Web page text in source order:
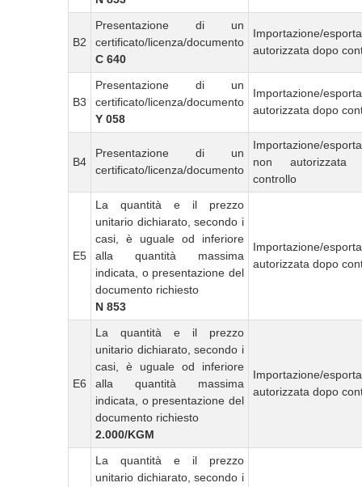
B2
Presentazione di un
certificato/licenza/documento
C 640
Importazione/
autorizzata dopo
B3
Presentazione di un
certificato/licenza/documento
Y 058
Importazione/
autorizzata dopo
B4
Presentazione di un
certificato/licenza/documento
Importazione/
non autorizzata
controllo
E5
La quantità e il prezzo
unitario dichiarato, secondo i
casi, è uguale od inferiore
alla quantità massima
indicata, o presentazione del
documento richiesto
N 853
Importazione/
autorizzata dopo
E6
La quantità e il prezzo
unitario dichiarato, secondo i
casi, è uguale od inferiore
alla quantità massima
indicata, o presentazione del
documento richiesto
2.000/KGM
Importazione/
autorizzata dopo
La quantità e il prezzo
unitario dichiarato, secondo i